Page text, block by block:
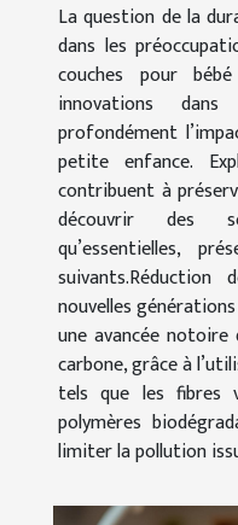
La question de la
dans les
couches pour
innovations
profondément
petite enfance.
contribuent à
découvrir des
qu’essentielles,
suivants.Réduction
nouvelles
une avancée
carbone, grâce à
tels que les fibres
polymères
limiter la pollution